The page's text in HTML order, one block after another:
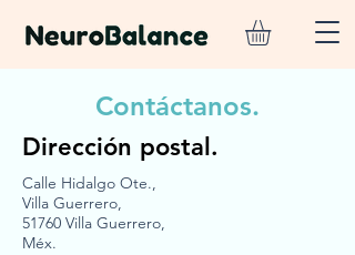
Contáctanos.
Dirección postal.
Calle Hidalgo Ote.,
Villa Guerrero,
51760 Villa Guerrero,
Méx.